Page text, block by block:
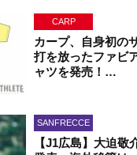
CARP
カープ、自身初の
打を放ったファビ
ャツを発売！…
SANFRECCE
【J1広島】大迫敬